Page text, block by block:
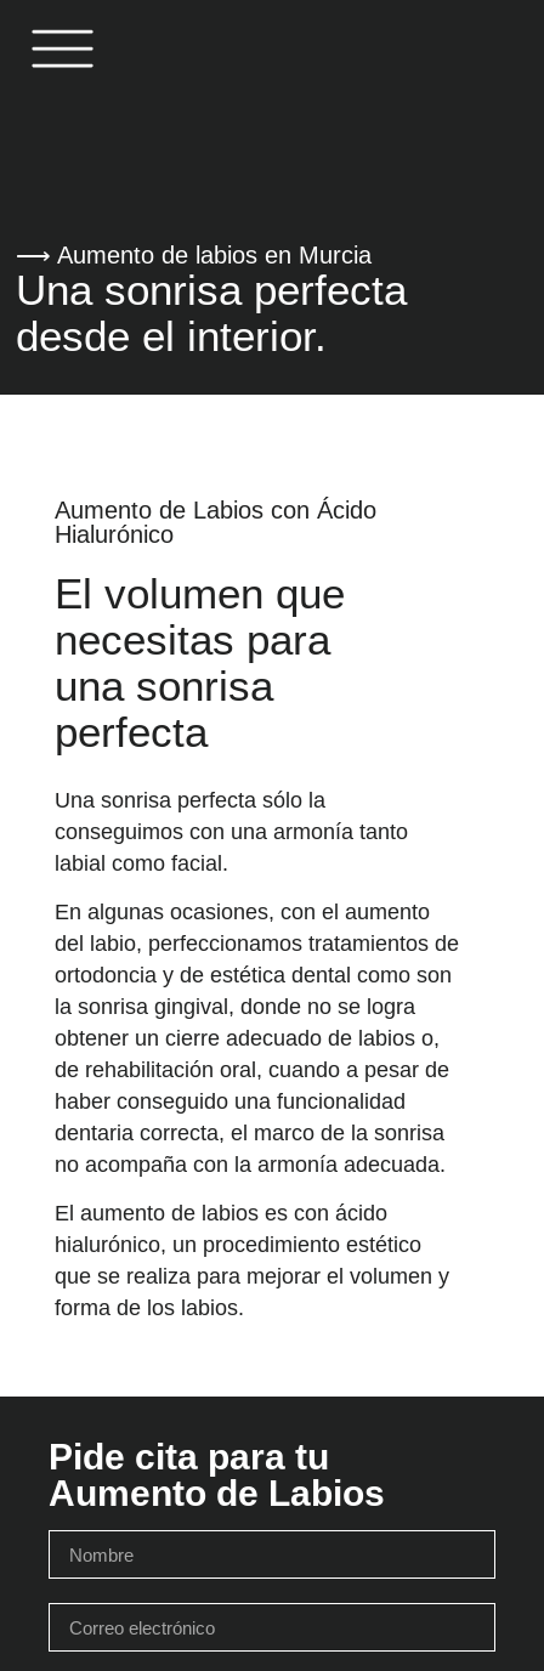
⟶ Aumento de labios en Murcia
Una sonrisa perfecta
desde el interior.
Aumento de Labios con Ácido
Hialurónico
El volumen que
necesitas para
una sonrisa
perfecta
Una sonrisa perfecta sólo la
conseguimos con una armonía tanto
labial como facial.
En algunas ocasiones, con el aumento
del labio, perfeccionamos tratamientos de
ortodoncia y de estética dental como son
la sonrisa gingival, donde no se logra
obtener un cierre adecuado de labios o,
de rehabilitación oral, cuando a pesar de
haber conseguido una funcionalidad
dentaria correcta, el marco de la sonrisa
no acompaña con la armonía adecuada.
El aumento de labios es con ácido
hialurónico, un procedimiento estético
que se realiza para mejorar el volumen y
forma de los labios.
Pide cita para tu
Aumento de Labios